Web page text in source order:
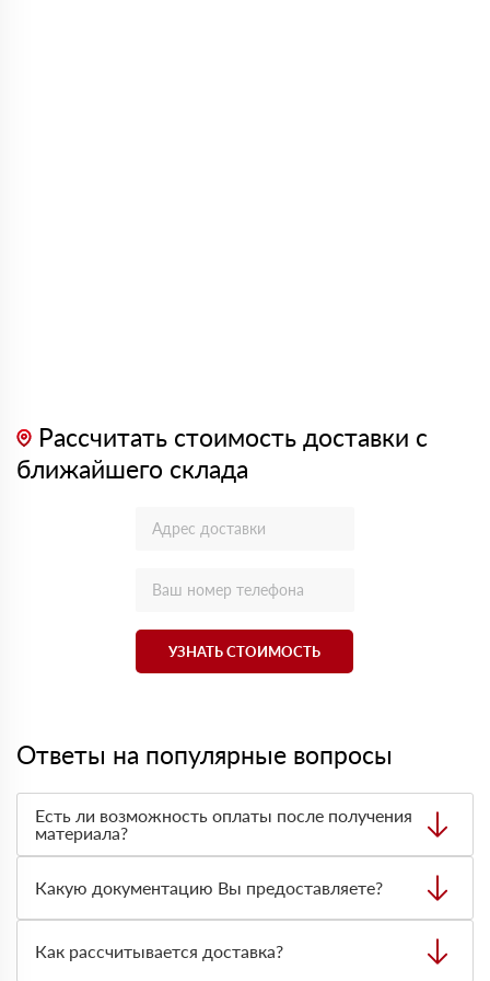
Рассчитать стоимость доставки с
ближайшего склада
УЗНАТЬ СТОИМОСТЬ
Ответы на популярные вопросы
Есть ли возможность оплаты после получения
материала?
оплата по факту получения товара. При этом, если
доставленный товар был ненадлежащего качества, то
Вы вправе от него отказаться.
Какую документацию Вы предоставляете?
сертификаты и паспорта качества, а также товарно-
транспортную накладную.
Как рассчитывается доставка?